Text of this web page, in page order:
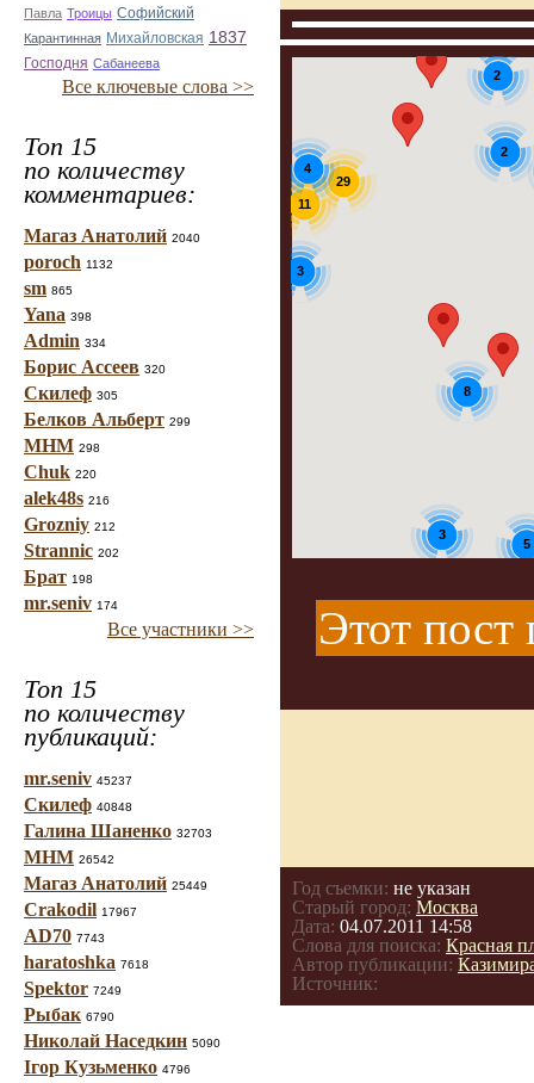
Павла Троицы Софийский
Карантинная Михайловская 1837
Господня Сабанеева
Все ключевые слова >>
Топ 15
по количеству
комментариев:
Магаз Анатолий 2040
poroch 1132
sm 865
Yana 398
Admin 334
Борис Ассеев 320
Скилеф 305
Белков Альберт 299
МНМ 298
Chuk 220
alek48s 216
Grozniy 212
Strannic 202
Брат 198
mr.seniv 174
Все участники >>
Топ 15
по количеству
публикаций:
mr.seniv 45237
Скилеф 40848
Галина Шаненко 32703
МНМ 26542
Магаз Анатолий 25449
Crakodil 17967
AD70 7743
haratoshka 7618
Spektor 7249
Рыбак 6790
Николай Наседкин 5090
Ігор Кузьменко 4796
8
5
3
11
2
3
2
29
4
Этот пост
Год съемки: не указан
Старый город: Москва
Дата: 04.07.2011 14:58
Слова для поиска: Красная
Автор публикации:
Источник: